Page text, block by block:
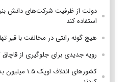
دولت از ظرفیت شرکت‌های دانش
استفاده کند
هیچ گونه رانتی در مخالفت با قیر
رویه جدیدی برای جلوگیری از
کشورهای